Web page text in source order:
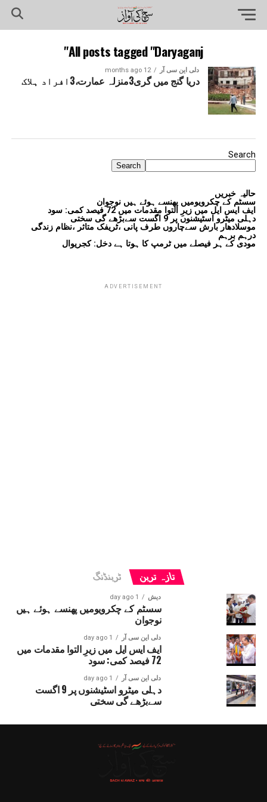
All posts tagged "Daryaganj"
دلی این سی آر 12 months ago
دریا گنج میں گری3منزلہ عمارت،3افراد ہلاک
Search
Search
حالیہ خبریں
سسٹم کے چکرویومیں پھنسے ہوئے ہیں نوجوان
ایف ایس ایل میں زیرِ التوا مقدمات میں 72 فیصد کمی: سود
دہلی میٹرو اسٹیشنوں پر 9 اگست سےبڑھے گی سختی
موسلادھار بارش سےچاروں طرف پانی ،ٹریفک متاثر ،نظام زندگی
درہم برہم
مودی کے ہر فیصلے میں ٹرمپ کا ہوتا ہے دخل: کجریوال
ADVERTISEMENT
تازہ ترین ٹرینڈنگ
دیش 1 day ago
سسٹم کے چکرویومیں پھنسے ہوئے ہیں
نوجوان
دلی این سی آر 1 day ago
ایف ایس ایل میں زیرِ التوا مقدمات میں
72 فیصد کمی: سود
دلی این سی آر 1 day ago
دہلی میٹرو اسٹیشنوں پر 9 اگست
سےبڑھے گی سختی